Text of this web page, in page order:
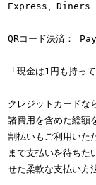
Express、Diners
QRコード決済：
「現金は1円も持っ
クレジットカードな
諸費用を含めた総額
割払いもご利用いた
まで支払いを待ちた
せた柔軟な支払い方